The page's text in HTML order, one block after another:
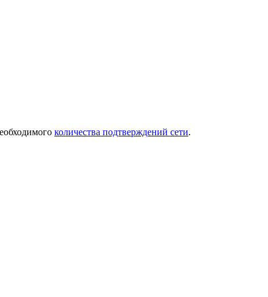
количества подтверждений сети.